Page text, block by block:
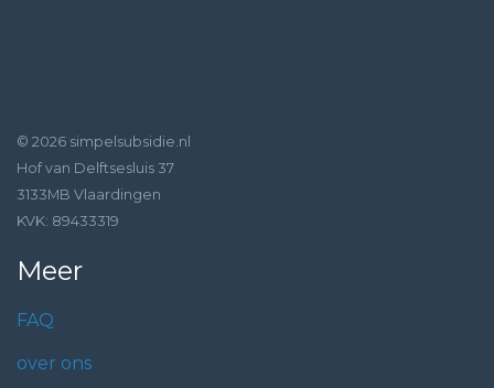
© 2026 simpelsubsidie.nl
Hof van Delftsesluis 37
3133MB Vlaardingen
KVK: 89433319
Meer
FAQ
over ons